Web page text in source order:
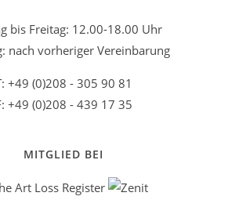
bis Freitag: 12.00-18.00 Uhr
nach vorheriger Vereinbarung
+49 (0)208 - 305 90 81
+49 (0)208 - 439 17 35
MITGLIED BEI